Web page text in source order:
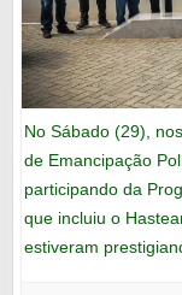
No Sábado (29),
de Emancipação
participando da
que incluiu o
estiveram